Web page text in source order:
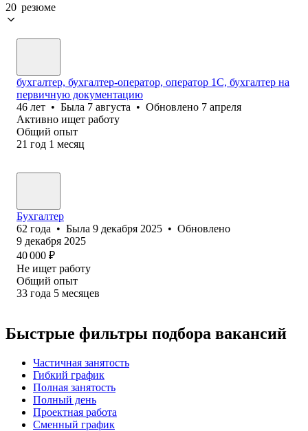
20 резюме
бухгалтер, бухгалтер-оператор, оператор 1С, бухгалтер на
первичную документацию
46 лет • Была 7 августа • Обновлено 7 апреля
Активно ищет работу
Общий опыт
21 год 1 месяц
Бухгалтер
62 года • Была 9 декабря 2025 • Обновлено
9 декабря 2025
40 000 ₽
Не ищет работу
Общий опыт
33 года 5 месяцев
Быстрые фильтры подбора вакансий
Частичная занятость
Гибкий график
Полная занятость
Полный день
Проектная работа
Сменный график